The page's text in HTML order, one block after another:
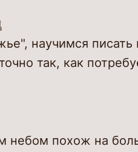
научимся писать
так, как
небом похож на